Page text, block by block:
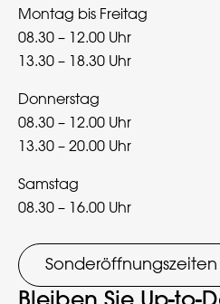
Montag bis Freitag
08.30 – 12.00 Uhr
13.30 – 18.30 Uhr
Donnerstag
08.30 – 12.00 Uhr
13.30 – 20.00 Uhr
Samstag
08.30 – 16.00 Uhr
Sonderöffnungszeiten